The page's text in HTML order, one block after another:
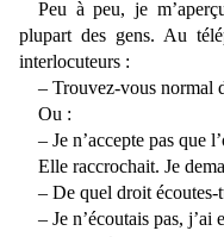
Peu à peu, je
plupart des gens. Au
interlocuteurs :
– Trouvez-vous normal
Ou :
– Je n’accepte pas que
Elle raccrochait. Je
– De quel droit écoutes-
– Je n’écoutais pas, j’ai